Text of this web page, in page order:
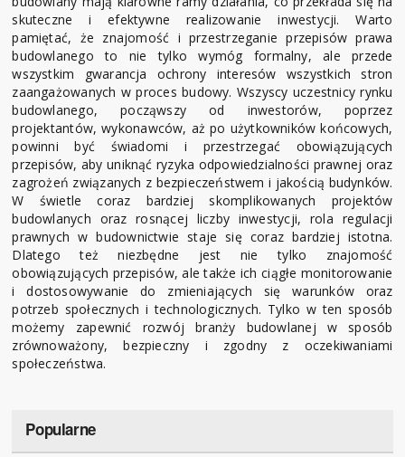
skuteczne i efektywne realizowanie inwestycji. Warto
pamiętać, że znajomość i przestrzeganie przepisów prawa
budowlanego to nie tylko wymóg formalny, ale przede
wszystkim gwarancja ochrony interesów wszystkich stron
zaangażowanych w proces budowy. Wszyscy uczestnicy rynku
budowlanego, począwszy od inwestorów, poprzez
projektantów, wykonawców, aż po użytkowników końcowych,
powinni być świadomi i przestrzegać obowiązujących
przepisów, aby uniknąć ryzyka odpowiedzialności prawnej oraz
zagrożeń związanych z bezpieczeństwem i jakością budynków.
W świetle coraz bardziej skomplikowanych projektów
budowlanych oraz rosnącej liczby inwestycji, rola regulacji
prawnych w budownictwie staje się coraz bardziej istotna.
Dlatego też niezbędne jest nie tylko znajomość
obowiązujących przepisów, ale także ich ciągłe monitorowanie
i dostosowywanie do zmieniających się warunków oraz
potrzeb społecznych i technologicznych. Tylko w ten sposób
możemy zapewnić rozwój branży budowlanej w sposób
zrównoważony, bezpieczny i zgodny z oczekiwaniami
społeczeństwa.
Popularne